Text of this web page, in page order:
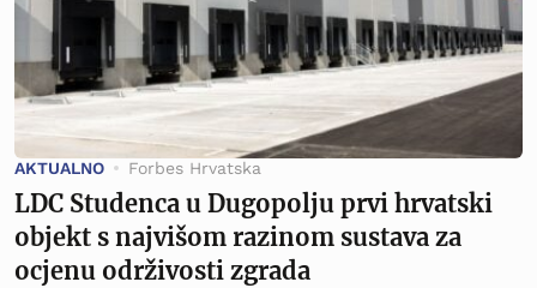
AKTUALNO Forbes Hrvatska
LDC Studenca u Dugopolju prvi hrvatski
objekt s najvišom razinom sustava za
ocjenu održivosti zgrada